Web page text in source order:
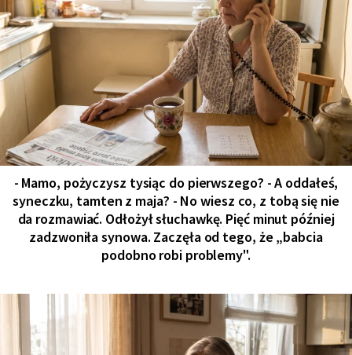
- Mamo, pożyczysz tysiąc do pierwszego? - A oddałeś,
syneczku, tamten z maja? - No wiesz co, z tobą się nie
da rozmawiać. Odłożył słuchawkę. Pięć minut później
zadzwoniła synowa. Zaczęła od tego, że „babcia
podobno robi problemy".